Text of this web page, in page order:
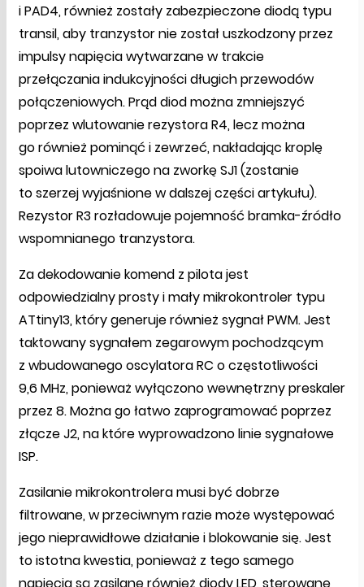
i PAD4, również zostały zabezpieczone diodą typu
transil, aby tranzystor nie został uszkodzony przez
impulsy napięcia wytwarzane w trakcie
przełączania indukcyjności długich przewodów
połączeniowych. Prąd diod można zmniejszyć
poprzez wlutowanie rezystora R4, lecz można
go również pominąć i zewrzeć, nakładając kroplę
spoiwa lutowniczego na zworkę SJ1 (zostanie
to szerzej wyjaśnione w dalszej części artykułu).
Rezystor R3 rozładowuje pojemność bramka-źródło
wspomnianego tranzystora.
Za dekodowanie komend z pilota jest
odpowiedzialny prosty i mały mikrokontroler typu
ATtiny13, który generuje również sygnał PWM. Jest
taktowany sygnałem zegarowym pochodzącym
z wbudowanego oscylatora RC o częstotliwości
9,6 MHz, ponieważ wyłączono wewnętrzny preskaler
przez 8. Można go łatwo zaprogramować poprzez
złącze J2, na które wyprowadzono linie sygnałowe
ISP.
Zasilanie mikrokontrolera musi być dobrze
filtrowane, w przeciwnym razie może występować
jego nieprawidłowe działanie i blokowanie się. Jest
to istotna kwestia, ponieważ z tego samego